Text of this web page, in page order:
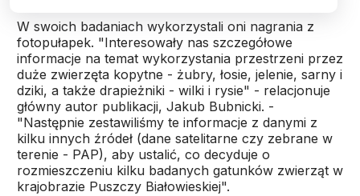
W swoich badaniach wykorzystali oni nagrania z
fotopułapek. "Interesowały nas szczegółowe
informacje na temat wykorzystania przestrzeni przez
duże zwierzęta kopytne - żubry, łosie, jelenie, sarny i
dziki, a także drapieżniki - wilki i rysie" - relacjonuje
główny autor publikacji, Jakub Bubnicki. -
"Następnie zestawiliśmy te informacje z danymi z
kilku innych źródeł (dane satelitarne czy zebrane w
terenie - PAP), aby ustalić, co decyduje o
rozmieszczeniu kilku badanych gatunków zwierząt w
krajobrazie Puszczy Białowieskiej".